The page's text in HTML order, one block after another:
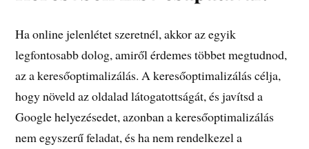
Ha online jelenlétet szeretnél, akkor az egyik
legfontosabb dolog, amiről érdemes többet megtudnod,
az a keresőoptimalizálás. A keresőoptimalizálás célja,
hogy növeld az oldalad látogatottságát, és javítsd a
Google helyezésedet, azonban a keresőoptimalizálás
nem egyszerű feladat, és ha nem rendelkezel a